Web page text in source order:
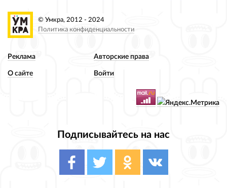
Реклама Авторские права
О сайте Войти
Подписывайтесь на нас
© Умкра, 2012 - 2024
Политика конфиденциальности